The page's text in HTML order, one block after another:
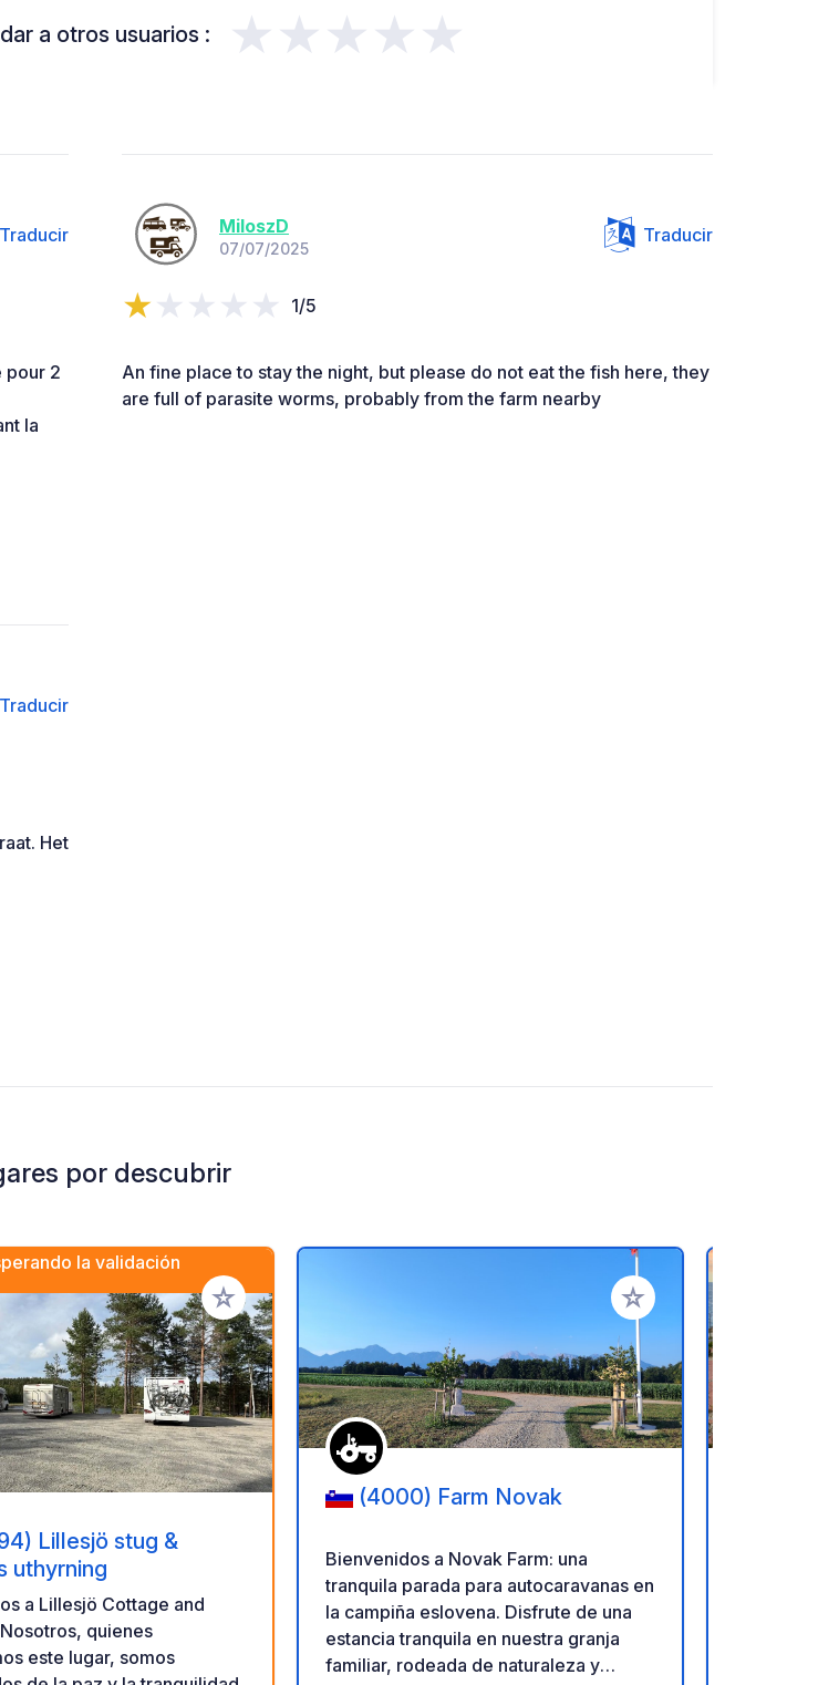
a otros usuarios : ★★★★★
Traducir
pour 2
la
MiloszD
07/07/2025
Traducir
1/5
An fine place to stay the night, but please do not eat the fish here, they
are full of parasite worms, probably from the farm nearby
Traducir
Het
por descubrir
la validación
Añadir a tus favoritos
Lillesjö stug &
uthyrning
a Lillesjö Cottage and
este lugar, somos
Añadir a tus favoritos
(4000) Farm Novak
Bienvenidos a Novak Farm: una
tranquila parada para autocaravanas en
la campiña eslovena. Disfrute de una
estancia tranquila en nuestra granja
familiar, rodeada de naturaleza y